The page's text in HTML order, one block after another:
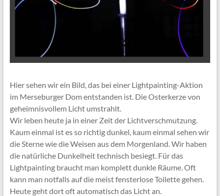
Hier sehen wir ein Bild, das bei einer Lightpainting-Aktion
im Merseburger Dom entstanden ist. Die Osterkerze von
geheimnisvollem Licht umstrahlt.
Wir leben heute ja in einer Zeit der Lichtverschmutzung.
Kaum einmal ist es so richtig dunkel, kaum einmal sehen wir
die Sterne wie die Weisen aus dem Morgenland. Wir haben
die natürliche Dunkelheit technisch besiegt. Für das
Lightpainting braucht man komplett dunkle Räume. Oft
kann man notfalls auf die meist fensterlose Toilette gehen.
Heute geht dort oft automatisch das Licht an.